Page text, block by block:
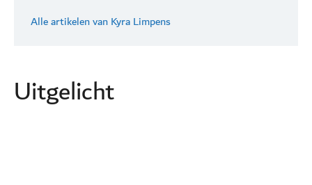
Alle artikelen van Kyra Limpens
Uitgelicht